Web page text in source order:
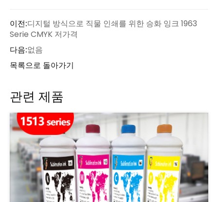
이전:디지털 방식으로 직물 인쇄를 위한 승화 잉크 1963
Serie CMYK 저가격
다음:없음
목록으로 돌아가기
관련 제품